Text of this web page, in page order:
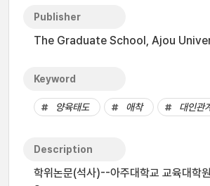
Publisher
The Graduate School, Ajou
Keyword
양육태도 애착 대인관
Description
학위논문(석사)--아주대학교 교육대학